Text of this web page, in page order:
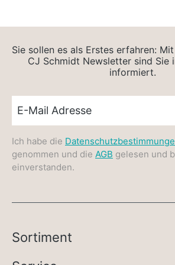
Sie sollen es als Erstes erfahren:
CJ Schmidt Newsletter sind Sie
informiert.
Ich habe die
genommen und die AGB gelesen und
einverstanden.
Sortiment